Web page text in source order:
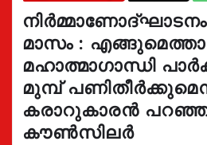
മാസം :
മഹാത്മാഗാന്ധി
മുമ്പ്
കരാറുകാരൻ
കൗൺസിലർ